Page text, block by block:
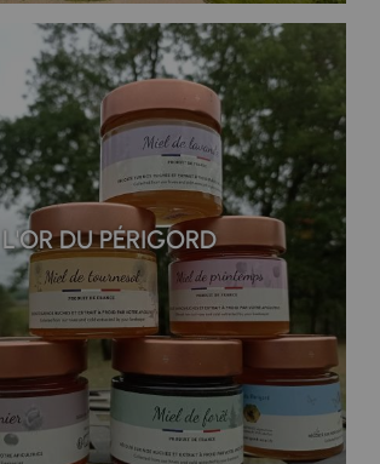
L'OR DU PÉRIGORD